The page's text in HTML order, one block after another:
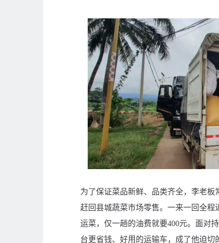
为了保证菜品新鲜、品类齐全，李老
赶回县城蔬菜市场零售。一来一回全
运菜，仅一趟的油费就要400元。面对
台更省钱、好用的运输车，成了他迫